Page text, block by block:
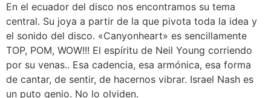
En el ecuador del disco nos encontramos su tema
central. Su joya a partir de la que pivota toda la idea y
el sonido del disco. «Canyonheart» es sencillamente
TOP, POM, WOW!!! El espíritu de Neil Young corriendo
por su venas.. Esa cadencia, esa armónica, esa forma
de cantar, de sentir, de hacernos vibrar. Israel Nash es
un puto genio. No lo olviden.